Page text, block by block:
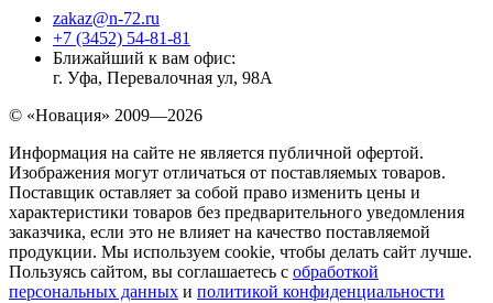
zakaz@n-72.ru
+7 (3452) 54-81-81
Ближайший к вам офис:
г. Уфа, Перевалочная ул, 98А
© «Новация» 2009—2026
Информация на сайте не является публичной офертой.
Изображения могут отличаться от поставляемых товаров.
Поставщик оставляет за собой право изменить цены и
характеристики товаров без предварительного уведомления
заказчика, если это не влияет на качество поставляемой
продукции. Мы используем cookie, чтобы делать сайт лучше.
Пользуясь сайтом, вы соглашаетесь с обработкой
персональных данных и политикой конфиденциальности